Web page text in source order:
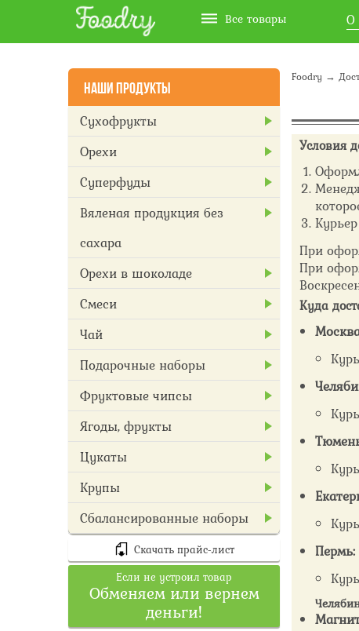
Все товары О
НАШИ ПРОДУКТЫ
Сухофрукты
Орехи
Суперфуды
Вяленая продукция без
сахара
Орехи в шоколаде
Смеси
Чай
Подарочные наборы
Фруктовые чипсы
Ягоды, фрукты
Цукаты
Крупы
Сбалансированные наборы
Скачать прайс-лист
Если не устроил товар
Обменяем или вернем
деньги!
Foodry →
Условия
При
При
Куда
Пермь: